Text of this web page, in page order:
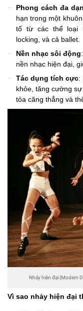
Phong cách đa
hạn trong một
tố từ các thể loại
locking, và cả ballet.
Nền nhạc sôi động
nền nhạc hiện đại,
Tác dụng tích cực:
khỏe, tăng cường
tỏa căng thẳng và
Nhảy hiện đại (Modern
Vì sao nhảy hiện đại